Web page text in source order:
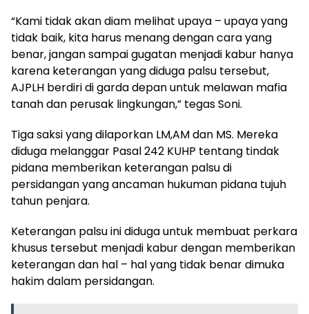
“Kami tidak akan diam melihat upaya – upaya yang
tidak baik, kita harus menang dengan cara yang
benar, jangan sampai gugatan menjadi kabur hanya
karena keterangan yang diduga palsu tersebut,
AJPLH berdiri di garda depan untuk melawan mafia
tanah dan perusak lingkungan,” tegas Soni.
​Tiga saksi yang dilaporkan LM,AM dan MS. Mereka
diduga melanggar Pasal 242 KUHP tentang tindak
pidana memberikan keterangan palsu di
persidangan yang ancaman hukuman pidana tujuh
tahun penjara.
Keterangan palsu ini diduga untuk membuat perkara
khusus tersebut menjadi kabur dengan memberikan
keterangan dan hal – hal yang tidak benar dimuka
hakim dalam persidangan.